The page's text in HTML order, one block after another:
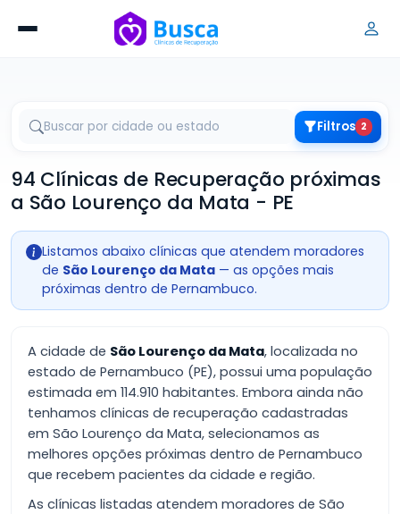
Filtros 2
94 Clínicas de Recuperação próximas
a São Lourenço da Mata - PE
Listamos abaixo clínicas que atendem moradores
de São Lourenço da Mata — as opções mais
próximas dentro de Pernambuco.
A cidade de São Lourenço da Mata, localizada no
estado de Pernambuco (PE), possui uma população
estimada em 114.910 habitantes. Embora ainda não
tenhamos clínicas de recuperação cadastradas
em São Lourenço da Mata, selecionamos as
melhores opções próximas dentro de Pernambuco
que recebem pacientes da cidade e região.
As clínicas listadas atendem moradores de São